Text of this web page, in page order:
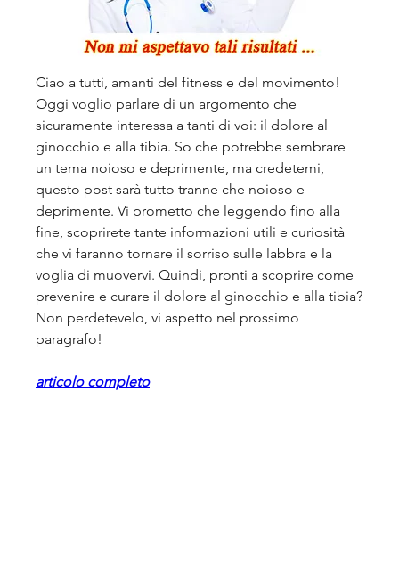
Ciao a tutti, amanti del fitness e del movimento!
Oggi voglio parlare di un argomento che
sicuramente interessa a tanti di voi: il dolore al
ginocchio e alla tibia. So che potrebbe sembrare
un tema noioso e deprimente, ma credetemi,
questo post sarà tutto tranne che noioso e
deprimente. Vi prometto che leggendo fino alla
fine, scoprirete tante informazioni utili e curiosità
che vi faranno tornare il sorriso sulle labbra e la
voglia di muovervi. Quindi, pronti a scoprire come
prevenire e curare il dolore al ginocchio e alla tibia?
Non perdetevelo, vi aspetto nel prossimo
paragrafo!
articolo completo